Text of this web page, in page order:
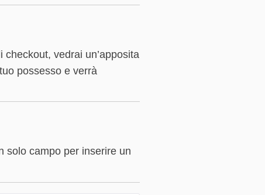
vedrai un’apposita
possesso e verrà
solo campo per inserire un